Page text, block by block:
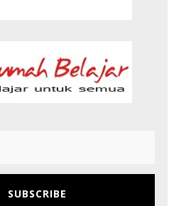
SUBSCRIBE